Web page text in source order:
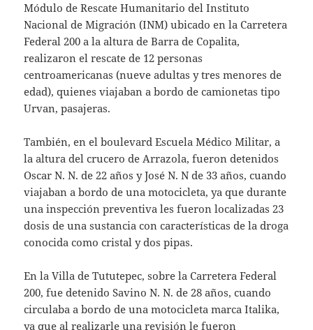
Módulo de Rescate Humanitario del Instituto
Nacional de Migración (INM) ubicado en la Carretera
Federal 200 a la altura de Barra de Copalita,
realizaron el rescate de 12 personas
centroamericanas (nueve adultas y tres menores de
edad), quienes viajaban a bordo de camionetas tipo
Urvan, pasajeras.
También, en el boulevard Escuela Médico Militar, a
la altura del crucero de Arrazola, fueron detenidos
Oscar N. N. de 22 años y José N. N de 33 años, cuando
viajaban a bordo de una motocicleta, ya que durante
una inspección preventiva les fueron localizadas 23
dosis de una sustancia con características de la droga
conocida como cristal y dos pipas.
En la Villa de Tututepec, sobre la Carretera Federal
200, fue detenido Savino N. N. de 28 años, cuando
circulaba a bordo de una motocicleta marca Italika,
ya que al realizarle una revisión le fueron